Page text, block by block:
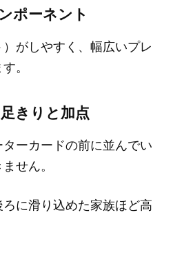
ポーネント
がしやすく、幅広いプレ
。
きりと加点
ーカードの前に並んでい
せん。
に滑り込めた家族ほど高